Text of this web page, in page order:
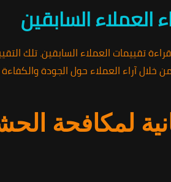
العملاء السابقين
تقييمات العملاء السابقين. تلك
آراء العملاء حول الجودة
لمكافحة